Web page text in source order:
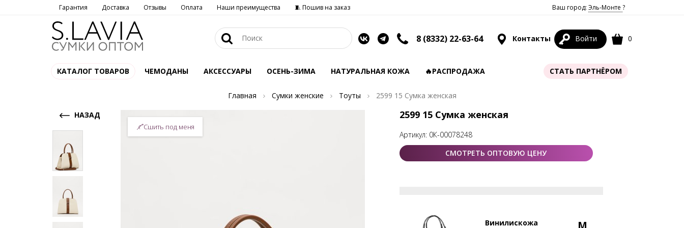
Гарантия Доставка Отзывы Оплата Наши преимущества 🧵 Пошив на заказ Ваш город: Эль-Монте ?
8 (8332) 22-63-64 Контакты Войти 0
КАТАЛОГ ТОВАРОВ ЧЕМОДАНЫ АКСЕССУАРЫ ОСЕНЬ-ЗИМА НАТУРАЛЬНАЯ КОЖА 🔥РАСПРОДАЖА СТАТЬ ПАРТНЁРОМ
Главная Сумки женские Тоуты
2599 15 Сумка женская
НАЗАД
Сшить под меня
2599 15 Сумка женская
Артикул: 0К-00078248
СМОТРЕТЬ ОПТОВУЮ ЦЕНУ
Винилискожа M